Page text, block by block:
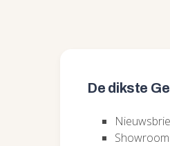
De dikste